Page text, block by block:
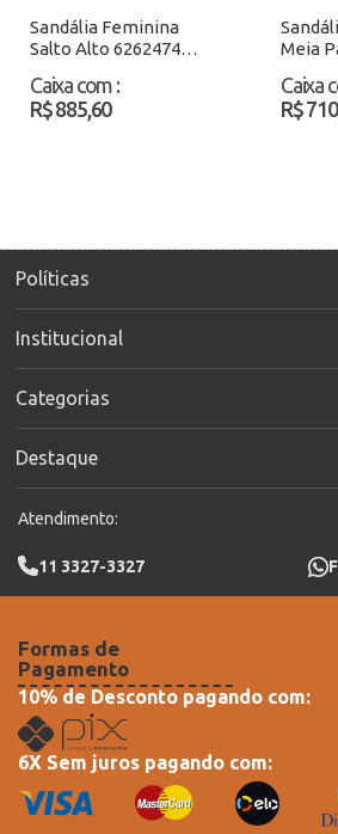
Sandália Feminina
Salto Alto 6262474
Caixa com :
R$ 885,60
Meia
Caixa
R$
Políticas
Institucional
Categorias
Destaque
Atendimento:
11 3327-3327
Formas de
Pagamento
10% de Desconto pagando com:
6X Sem juros pagando com: